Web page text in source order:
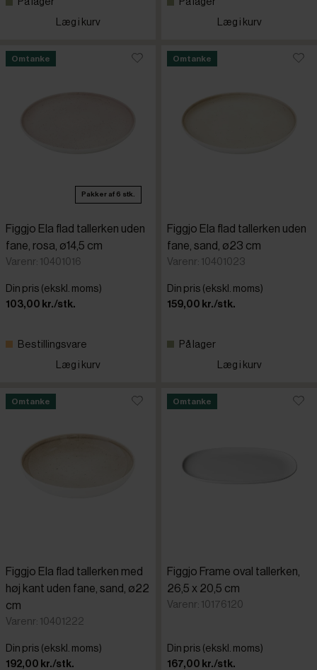
Læg i kurv
Læg i kurv
Omtanke
Pakker af 6 stk.
Figgjo Ela flad tallerken uden
fane, rosa, ø14,5 cm
Varenr: 10401016
Din pris (ekskl. moms)
103,00 kr./stk.
Bestillingsvare
Læg i kurv
Omtanke
Figgjo Ela flad tallerken uden
fane, sand, ø23 cm
Varenr: 10401023
Din pris (ekskl. moms)
159,00 kr./stk.
På lager
Læg i kurv
Omtanke
Figgjo Ela flad tallerken med
høj kant uden fane, sand, ø22
cm
Varenr: 10401222
Din pris (ekskl. moms)
192,00 kr./stk.
Omtanke
Figgjo Frame oval tallerken,
26,5 x 20,5 cm
Varenr: 10176120
Din pris (ekskl. moms)
167,00 kr./stk.